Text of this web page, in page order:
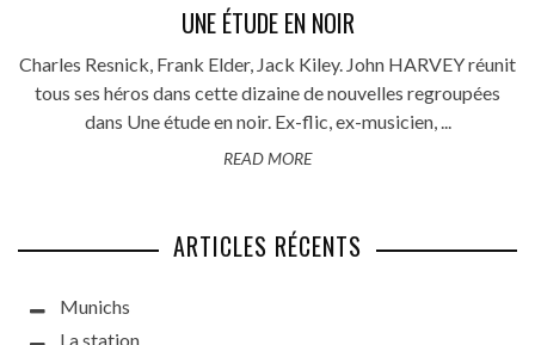
UNE ÉTUDE EN NOIR
Charles Resnick, Frank Elder, Jack Kiley. John HARVEY réunit
tous ses héros dans cette dizaine de nouvelles regroupées
dans Une étude en noir. Ex-flic, ex-musicien, ...
READ MORE
ARTICLES RÉCENTS
Munichs
La station